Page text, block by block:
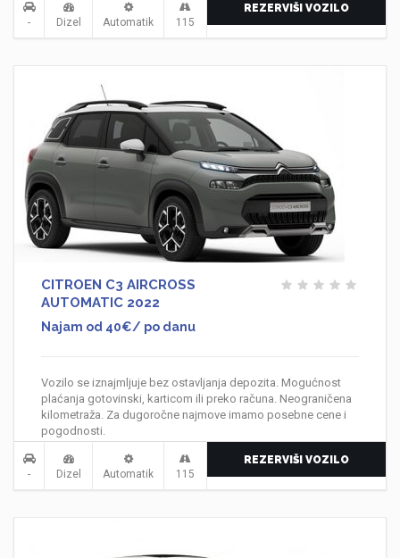
- Dizel Automatik 115
REZERVIŠI VOZILO
CITROEN C3 AIRCROSS
AUTOMATIC 2022
Najam od 40€/ po danu
Vozilo se iznajmljuje bez ostavljanja depozita. Mogućnost
plaćanja gotovinski, karticom ili preko računa. Neograničena
kilometraža. Za dugoročne najmove imamo posebne cene i
pogodnosti.
- Dizel Automatik 115
REZERVIŠI VOZILO